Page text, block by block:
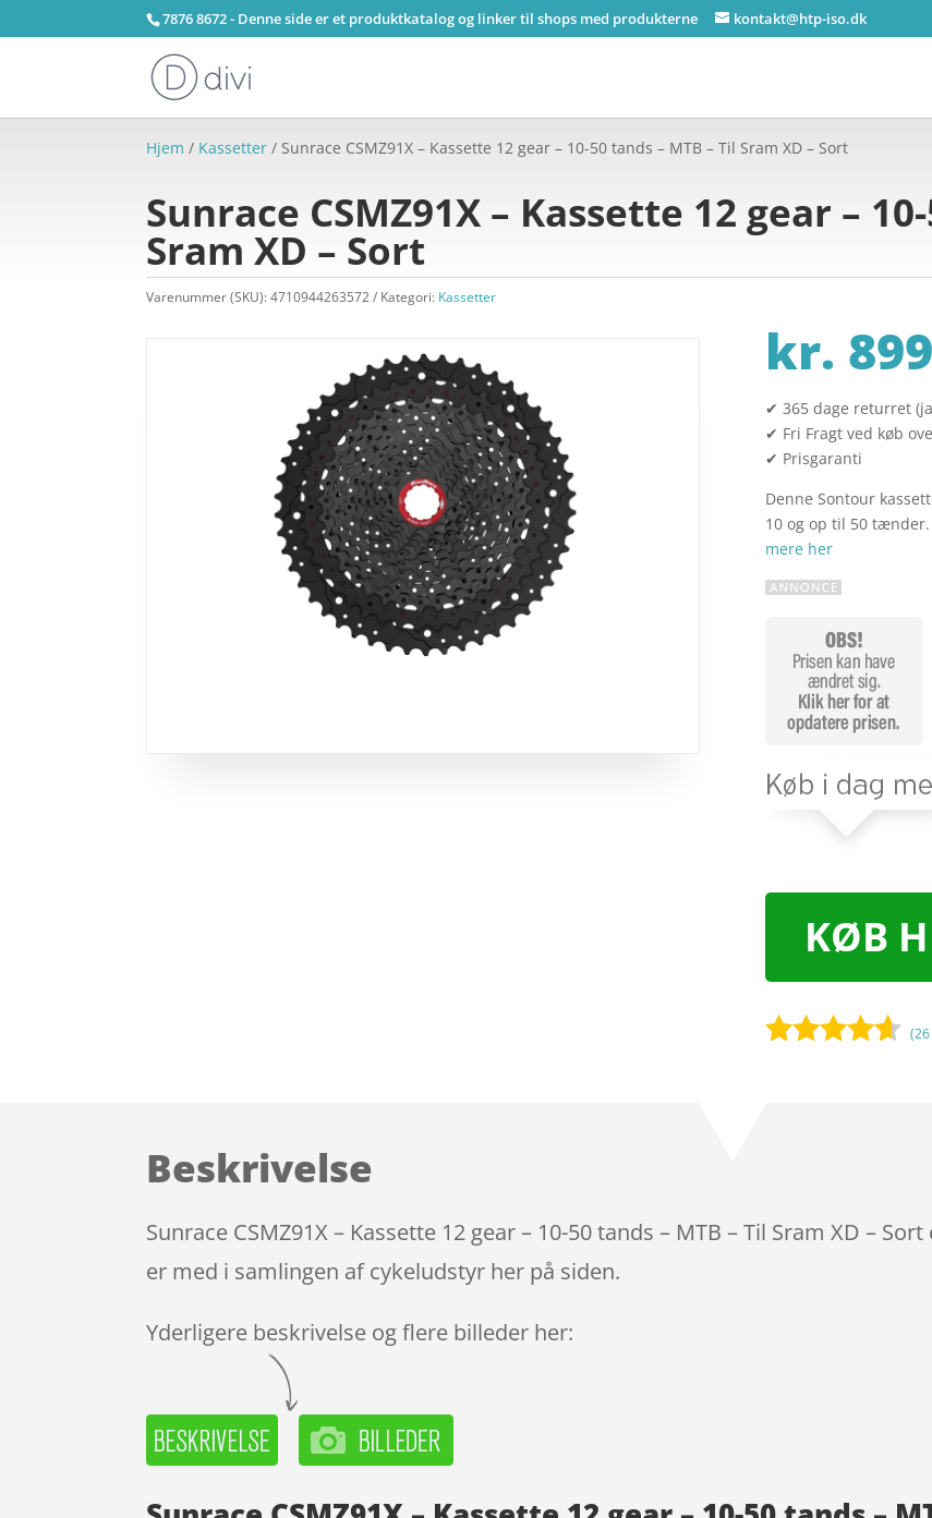
7876 8672 - Denne side er et produktkatalog og linker til shops med produkterne kontakt@htp-iso.dk
Hjem / Kassetter / Sunrace CSMZ91X – Kassette 12 gear – 10-50 tands – MTB – Til Sram XD – Sort
Sunrace CSMZ91X – Kassette 12 gear –
Sram XD – Sort
Varenummer (SKU):4710944263572 Kategori: Kassetter
kr.
✔ 365 dage returret
✔ Fri Fragt ved køb
✔ Prisgaranti
Denne Sontour
10 og op til 50
mere her
KØB
mmelser
(26
Beskrivelse
Sunrace CSMZ91X – Kassette 12 gear – 10-50 tands – MTB – Til Sram XD –
er med i samlingen af cykeludstyr her på siden.
Yderligere beskrivelse og flere billeder her: